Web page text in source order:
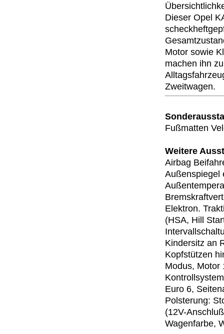
Dieser Opel
Motor sowie
machen ihn
Zweitwagen.
Fußmatten
Weitere
Airbag
Außenspiegel
Elektron.
(HSA, Hill
Kindersitz an
Kopfstützen
Modus, Motor
Euro 6,
Polsterung:
(12V-
Wagenfarbe,